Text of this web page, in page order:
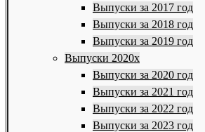
Выпуски за 2017 год
Выпуски за 2018 год
Выпуски за 2019 год
Выпуски 2020х
Выпуски за 2020 год
Выпуски за 2021 год
Выпуски за 2022 год
Выпуски за 2023 год